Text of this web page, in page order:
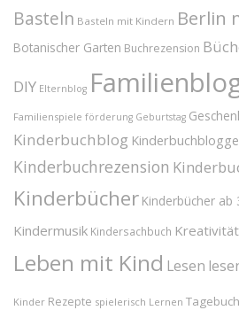
Basteln Basteln mit Kindern Berlin
Botanischer Garten Buchrezension
DIY Elternblog
Familienspiele förderung Geburtstag
Kinderbuchblog
Kinderbuchrezension
Kinderbücher Kinderbücher ab
Kindermusik Kindersachbuch Kreativität
Leben mit Kind Lesen
Kinder Rezepte spielerisch Lernen